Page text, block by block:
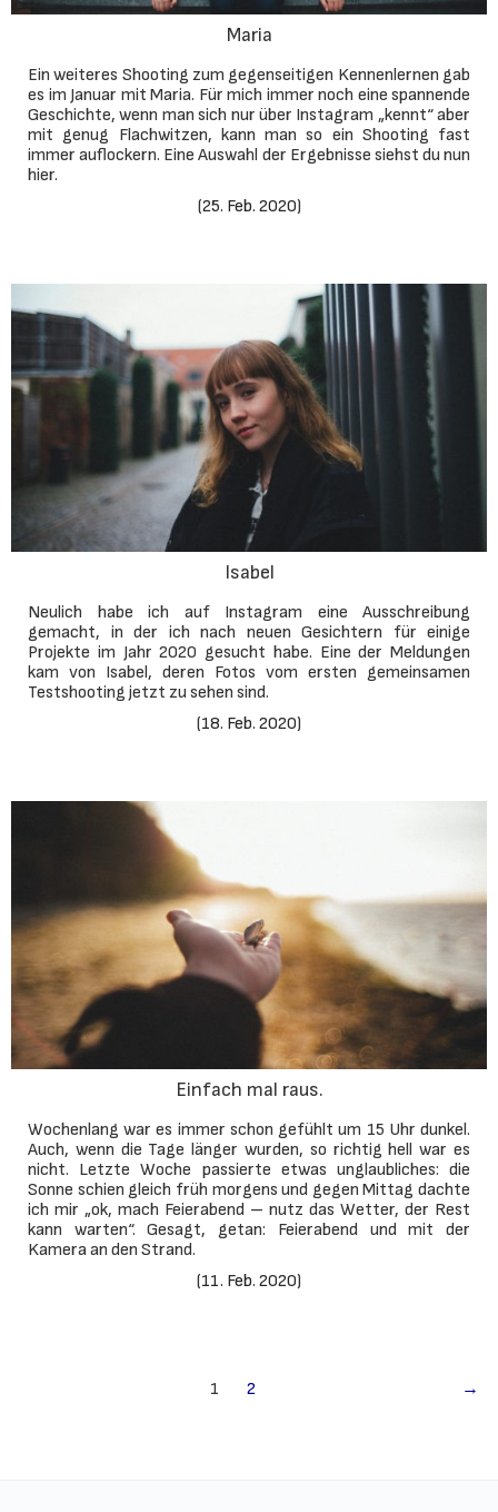
Maria
Ein weiteres Shooting zum gegenseitigen Kennenlernen gab
es im Januar mit Maria. Für mich immer noch eine spannende
Geschichte, wenn man sich nur über Instagram „kennt“ aber
mit genug Flachwitzen, kann man so ein Shooting fast
immer auflockern. Eine Auswahl der Ergebnisse siehst du nun
hier.
(25. Feb. 2020)
Isabel
Neulich habe ich auf Instagram eine Ausschreibung
gemacht, in der ich nach neuen Gesichtern für einige
Projekte im Jahr 2020 gesucht habe. Eine der Meldungen
kam von Isabel, deren Fotos vom ersten gemeinsamen
Testshooting jetzt zu sehen sind.
(18. Feb. 2020)
Einfach mal raus.
Wochenlang war es immer schon gefühlt um 15 Uhr dunkel.
Auch, wenn die Tage länger wurden, so richtig hell war es
nicht. Letzte Woche passierte etwas unglaubliches: die
Sonne schien gleich früh morgens und gegen Mittag dachte
ich mir „ok, mach Feierabend – nutz das Wetter, der Rest
kann warten“. Gesagt, getan: Feierabend und mit der
Kamera an den Strand.
(11. Feb. 2020)
1 2 →